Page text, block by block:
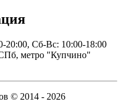
20:00, Сб-Вс: 10:00-18:00
метро "Купчино"
© 2014 - 2026